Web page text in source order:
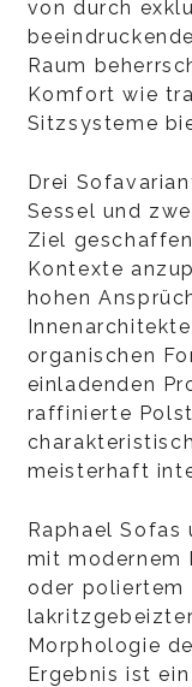
von durch
Raum
Komfort wie
Sitzsysteme
Drei
Sessel und
Ziel
Kontexte
hohen
organischen
einladenden
raffinierte
meisterhaft
Raphael Sofas
mit modernem
oder poliertem
Morphologie
Ergebnis ist